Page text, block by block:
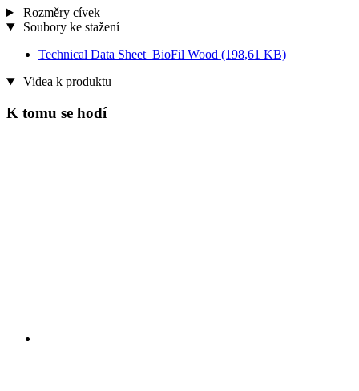
Rozměry cívek
Soubory ke stažení
Technical Data Sheet_BioFil Wood (198,61 KB)
Videa k produktu
K tomu se hodí